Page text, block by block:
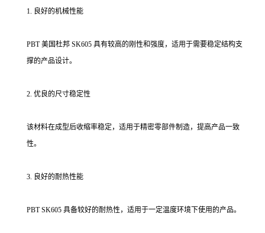
1. 良好的机械性能
PBT 美国杜邦 SK605 具有较高的刚性和强度，适用于需要稳定结构支
撑的产品设计。
2. 优良的尺寸稳定性
该材料在成型后收缩率稳定，适用于精密零部件制造，提高产品一致
性。
3. 良好的耐热性能
PBT SK605 具备较好的耐热性，适用于一定温度环境下使用的产品。